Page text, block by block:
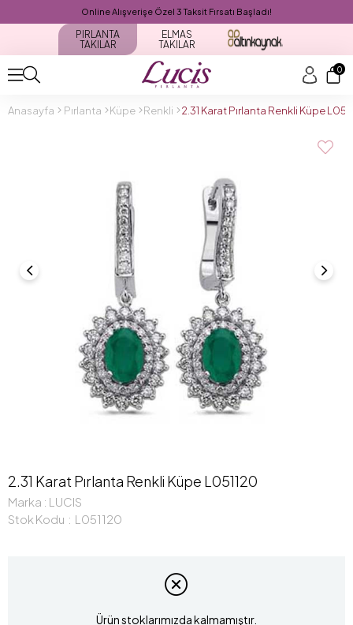
Online Alışverişe Özel 3 Taksit Fırsatı Başladı!
PIRLANTA
TAKILAR
ELMAS
TAKILAR
0
Anasayfa Pırlanta Küpe Renkli 2.31 Karat Pırlanta Renkli Küpe
2.31 Karat Pırlanta Renkli Küpe L051120
Marka : LUCIS
Stok Kodu
L051120
Ürün stoklarımızda kalmamıştır.